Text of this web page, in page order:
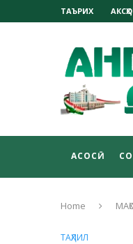
ТАЪРИХ
АСОСӢ
Home
ТАҲЛИЛ